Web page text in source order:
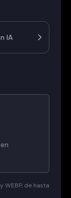
IA
WEBP, de hasta